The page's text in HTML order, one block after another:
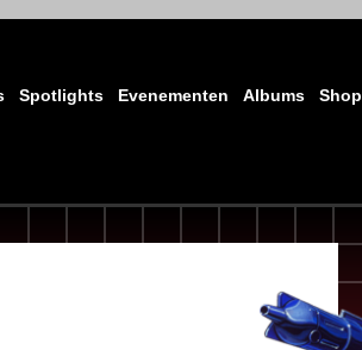
Spotlights Evenementen Albums Shop